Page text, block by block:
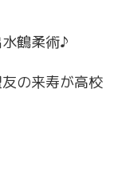
鶴柔術♪
の来寿が高校